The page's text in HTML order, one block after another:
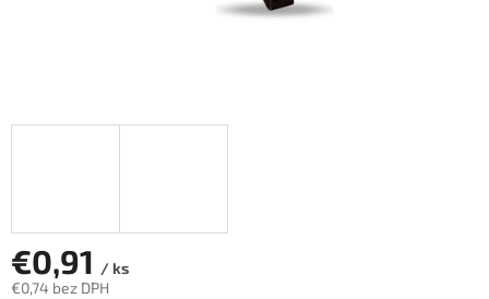
€0,91 / ks
€0,74 bez DPH